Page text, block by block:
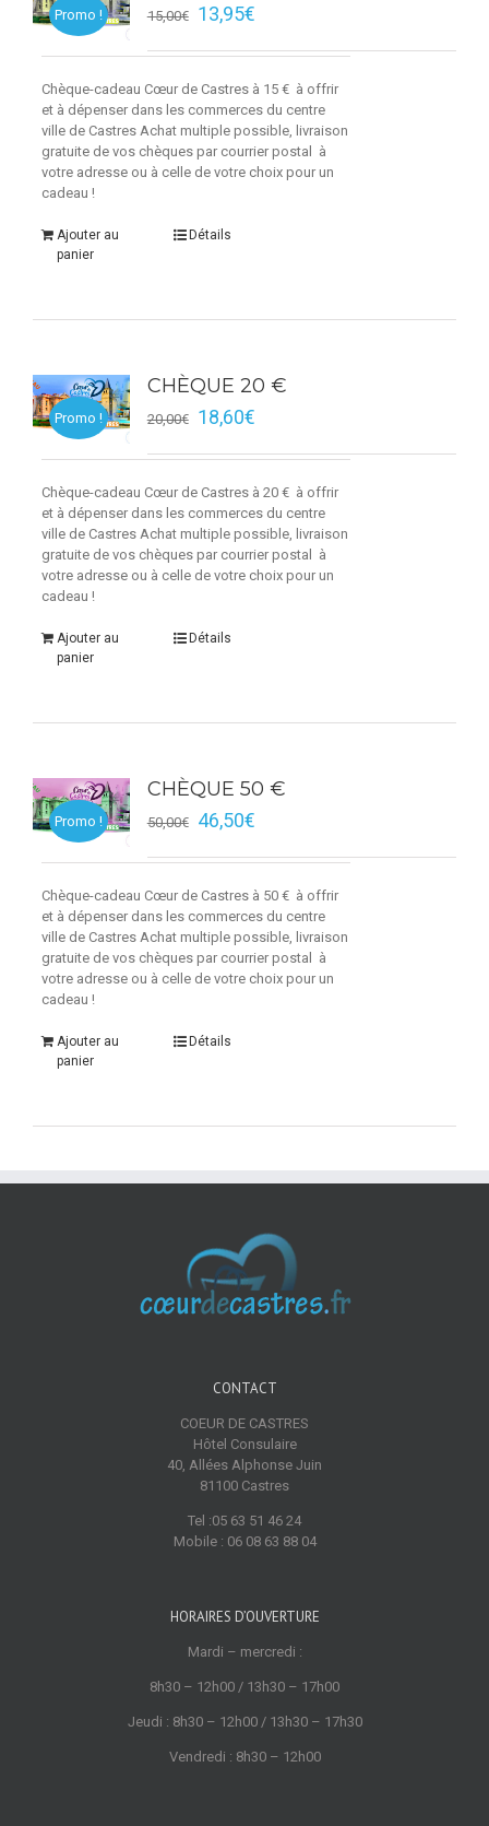
Promo ! 15,00€ 13,95€
Chèque-cadeau Cœur de Castres à 15 € à offrir
et à dépenser dans les commerces du centre
ville de Castres Achat multiple possible, livraison
gratuite de vos chèques par courrier postal à
votre adresse ou à celle de votre choix pour un
cadeau !
Ajouter au
panier
Détails
Promo !
CHÈQUE 20 €
20,00€ 18,60€
Chèque-cadeau Cœur de Castres à 20 € à offrir
et à dépenser dans les commerces du centre
ville de Castres Achat multiple possible, livraison
gratuite de vos chèques par courrier postal à
votre adresse ou à celle de votre choix pour un
cadeau !
Ajouter au
panier
Détails
Promo !
CHÈQUE 50 €
50,00€ 46,50€
Chèque-cadeau Cœur de Castres à 50 € à offrir
et à dépenser dans les commerces du centre
ville de Castres Achat multiple possible, livraison
gratuite de vos chèques par courrier postal à
votre adresse ou à celle de votre choix pour un
cadeau !
Ajouter au
panier
Détails
CONTACT
COEUR DE CASTRES
Hôtel Consulaire
40, Allées Alphonse Juin
81100 Castres
Tel :05 63 51 46 24
Mobile : 06 08 63 88 04
HORAIRES D’OUVERTURE
Mardi – mercredi :
8h30 – 12h00 / 13h30 – 17h00
Jeudi : 8h30 – 12h00 / 13h30 – 17h30
Vendredi : 8h30 – 12h00